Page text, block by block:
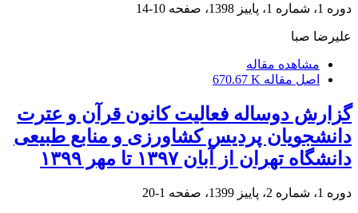
دوره 1، شماره 1، پاییز 1398، صفحه 10-14
علیرضا صبا
مشاهده مقاله
اصل مقاله 670.67 K
گزارش دوساله فعالیت کانون قرآن و عترت
دانشجویان پردیس کشاورزی و منابع طبیعی
دانشگاه تهران از آبان ۱۳۹۷ تا مهر ۱۳۹۹
دوره 1، شماره 2، پاییز 1399، صفحه 1-20